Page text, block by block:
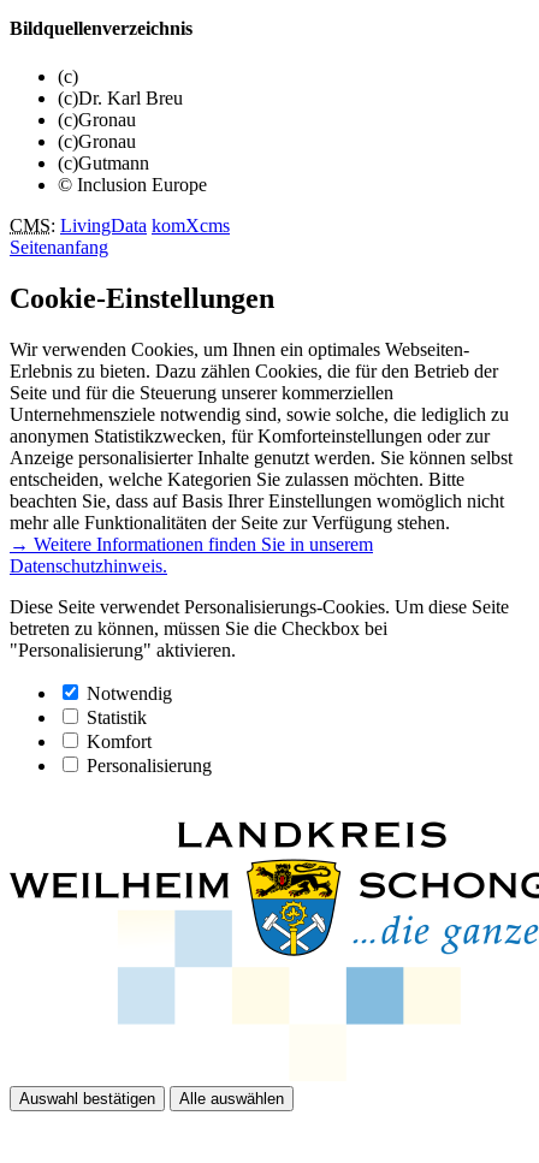
Bildquellenverzeichnis
(c)
(c)Dr. Karl Breu
(c)Gronau
(c)Gronau
(c)Gutmann
© Inclusion Europe
CMS: LivingData komXcms
Seitenanfang
Cookie-Einstellungen
Wir verwenden Cookies, um Ihnen ein optimales Webseiten-
Erlebnis zu bieten. Dazu zählen Cookies, die für den Betrieb der
Seite und für die Steuerung unserer kommerziellen
Unternehmensziele notwendig sind, sowie solche, die lediglich zu
anonymen Statistikzwecken, für Komforteinstellungen oder zur
Anzeige personalisierter Inhalte genutzt werden. Sie können selbst
entscheiden, welche Kategorien Sie zulassen möchten. Bitte
beachten Sie, dass auf Basis Ihrer Einstellungen womöglich nicht
mehr alle Funktionalitäten der Seite zur Verfügung stehen.
→ Weitere Informationen finden Sie in unserem
Datenschutzhinweis.
Diese Seite verwendet Personalisierungs-Cookies. Um diese Seite
betreten zu können, müssen Sie die Checkbox bei
"Personalisierung" aktivieren.
Notwendig
Statistik
Komfort
Personalisierung
Auswahl bestätigen Alle auswählen